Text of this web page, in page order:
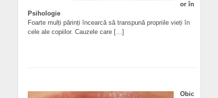
or în
Psihologie
Foarte mulți părinți încearcă să transpună propriile vieți în
cele ale copiilor. Cauzele care […]
Obic